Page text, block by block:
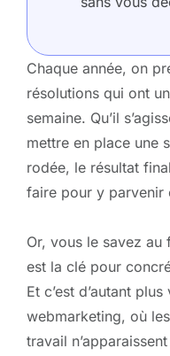
Chaque année, on
résolutions qui ont
semaine. Qu’il
mettre en place une
rodée, le résultat
faire pour y parvenir
Or, vous le savez
est la clé pour
Et c’est d’autant
webmarketing, où
travail